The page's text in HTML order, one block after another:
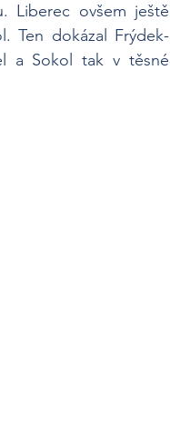
Liberec ovšem ještě
Ten dokázal Frýdek-
a Sokol tak v těsné